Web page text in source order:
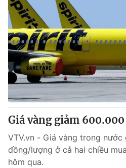
Giá vàng giảm
VTV.vn - Giá vàng trong nước
đồng/lượng ở cả hai chiều
hôm qua.